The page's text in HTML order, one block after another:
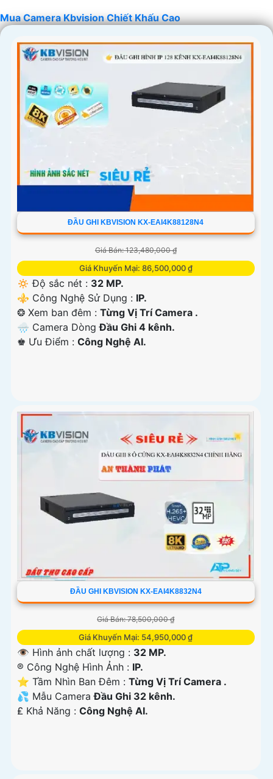
Mua Camera Kbvision Chiết Khấu Cao
ĐẦU GHI KBVISION KX-EAI4K88128N4
Giá Bán: 123,480,000 ₫
Giá Khuyến Mại: 86,500,000 ₫
🔅 Độ sắc nét : 32 MP.
⚜️ Công Nghệ Sử Dụng : IP.
❂ Xem ban đêm : Từng Vị Trí Camera .
🌧️ Camera DòngĐầu Ghi 4 kênh.
️♚ Ưu Điểm : Công Nghệ AI.
ĐẦU GHI KBVISION KX-EAI4K8832N4
Giá Bán: 78,500,000 ₫
Giá Khuyến Mại: 54,950,000 ₫
👁 Hình ảnh chất lượng : 32 MP.
®️ Công Nghệ Hình Ảnh : IP.
⭐ Tầm Nhìn Ban Đêm : Từng Vị Trí Camera .
💦 Mẫu CameraĐầu Ghi 32 kênh.
️₤ Khả Năng : Công Nghệ AI.